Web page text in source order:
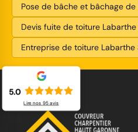
Pose de bâche et bâchage
Devis fuite de toiture Labarthe
Entreprise de toiture Labarthe
5.0
Lire nos 95avis